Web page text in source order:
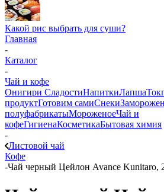
Какой рис выбрать для суши?
Главная
-
Каталог
-
Чай и кофе
Онигири СладостиНапиткиЛапша
продуктГотовим самиСнеки
полуфабрикатыМороженоеЧай и
кофеГигиенаКосметикаБытовая химия
-
Листовой чай
Кофе
-Чай черный Цейлон Avance Kunitaro,